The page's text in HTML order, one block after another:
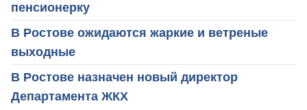
пенсионерку
В Ростове ожидаются жаркие и ветреные
выходные
В Ростове назначен новый директор
Департамента ЖКХ